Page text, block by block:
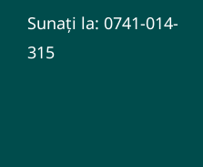
Sunați la: 0741-014-
315